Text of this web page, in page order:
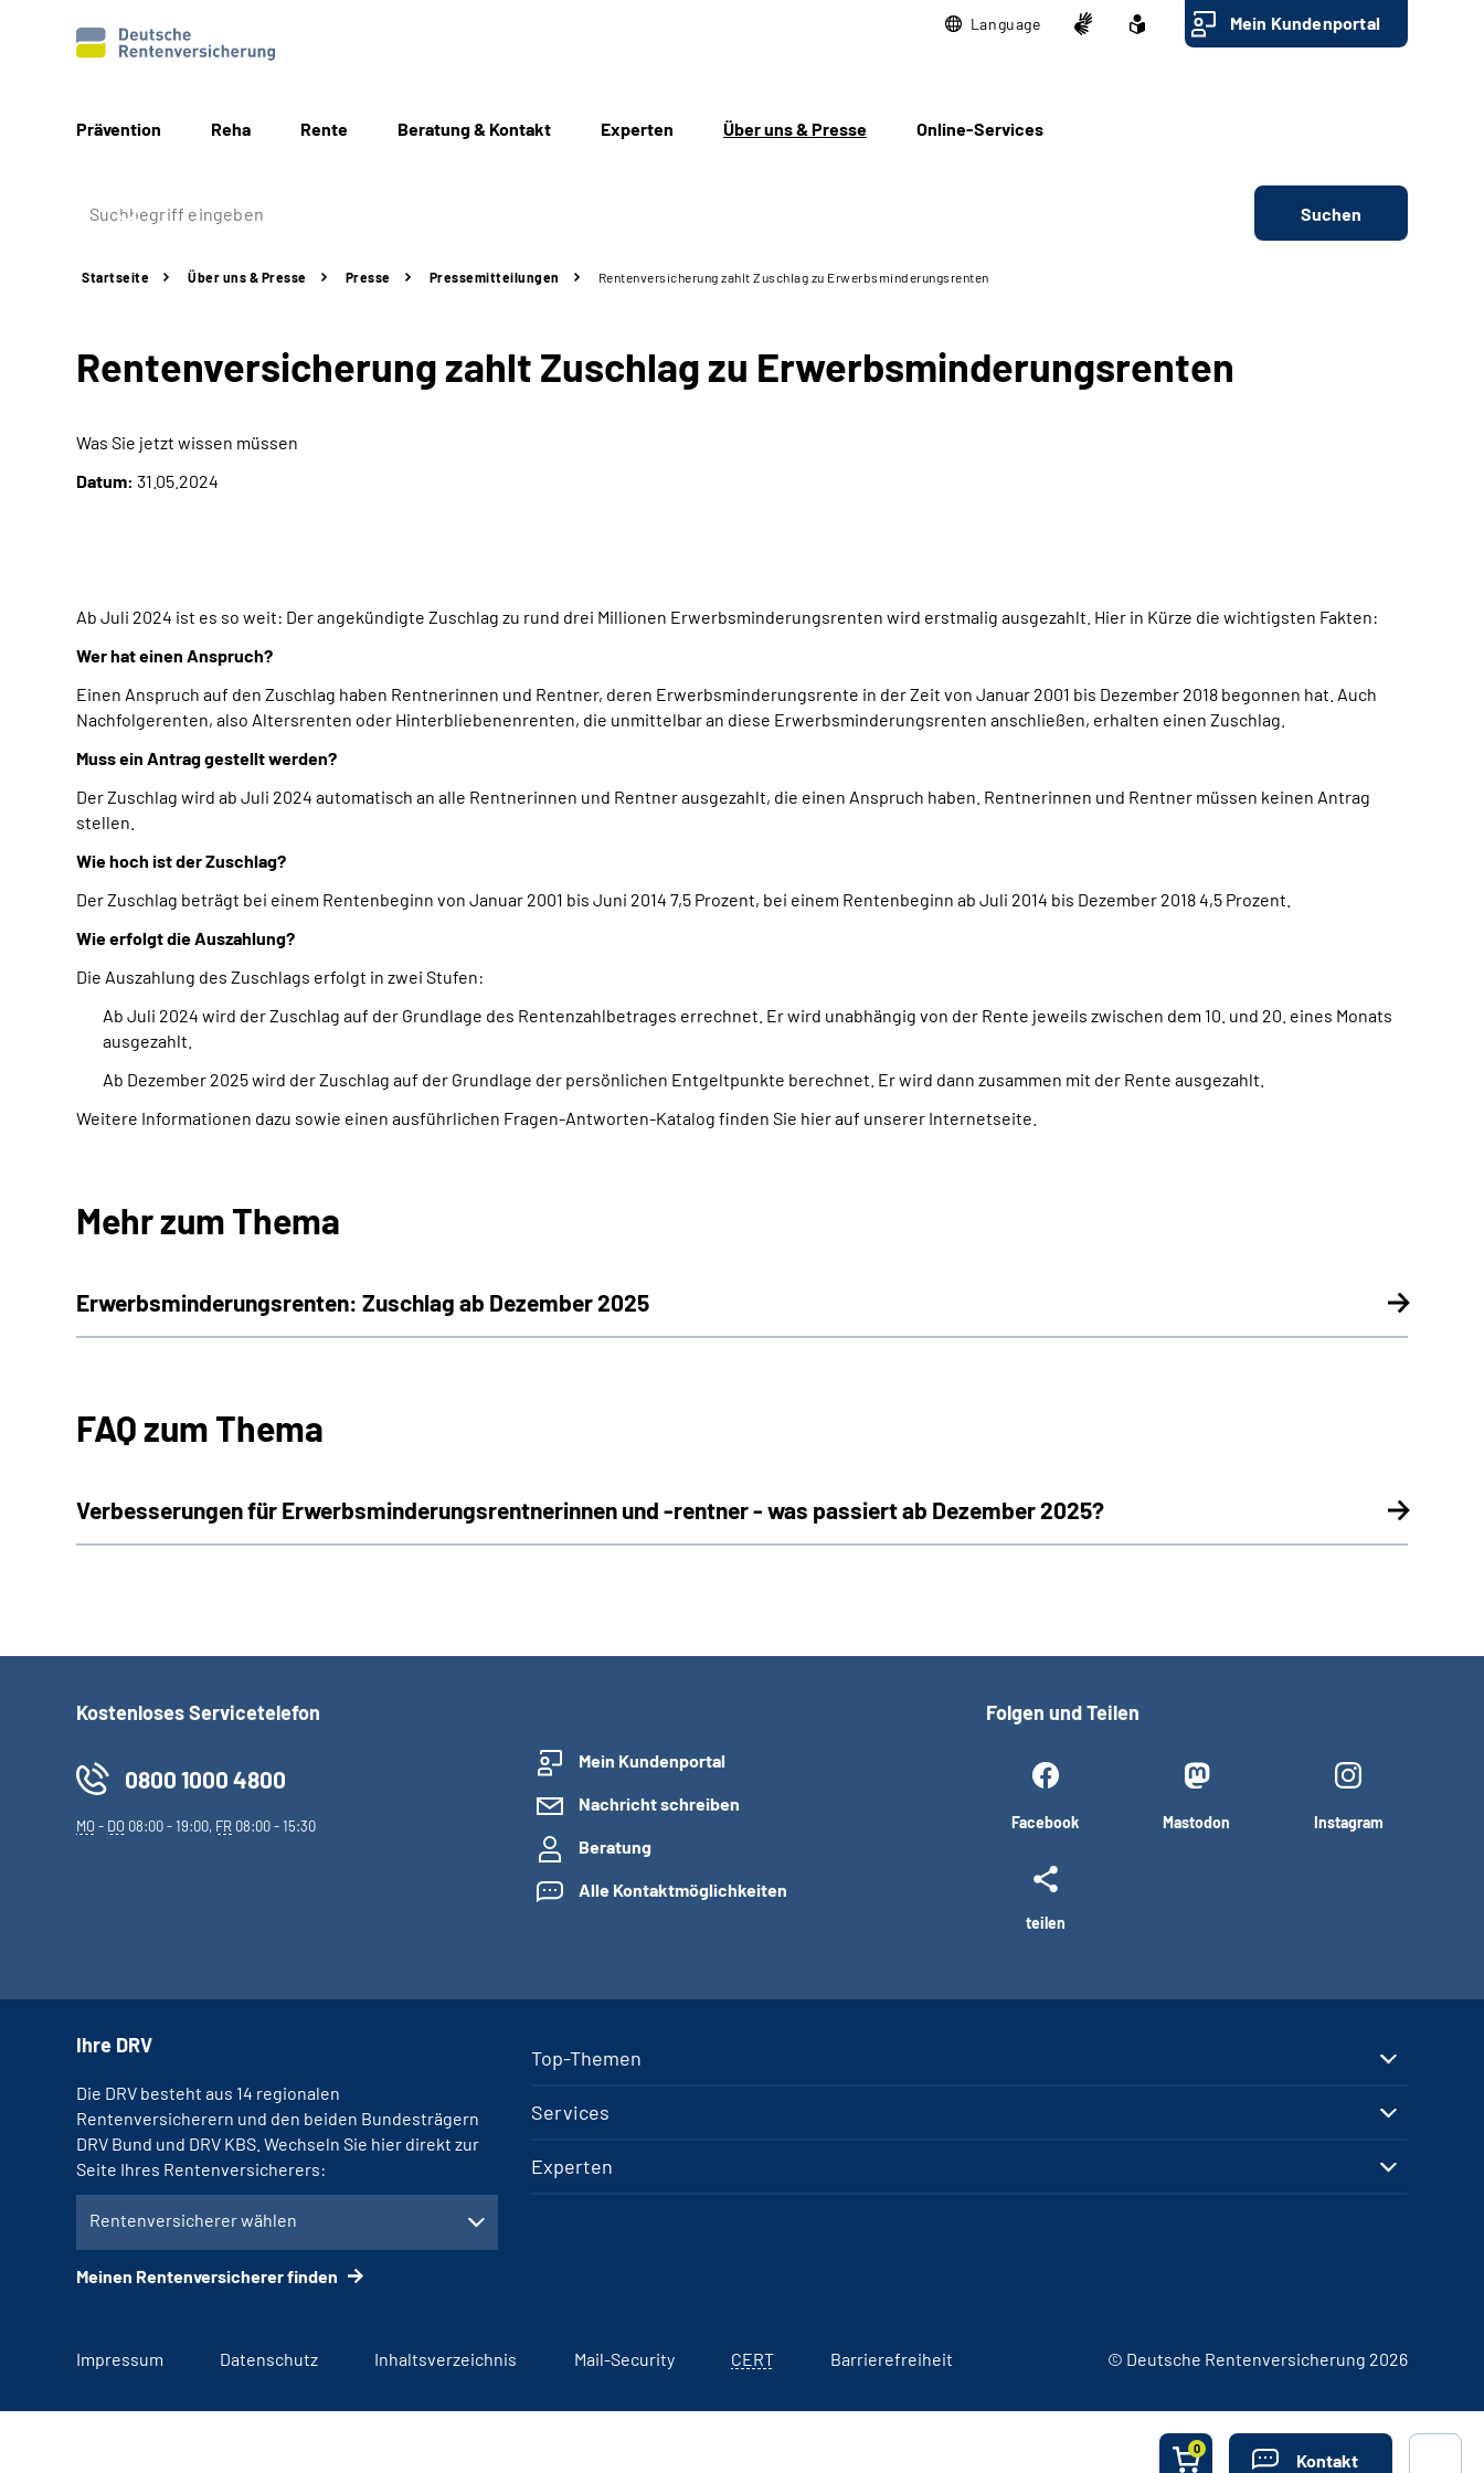
Language Mein Kundenportal
Prävention Reha Rente Beratung & Kontakt Experten Über uns & Presse Online-Services
Suchen
Startseite Über uns & Presse Presse Pressemitteilungen Rentenversicherung zahlt Zuschlag zu Erwerbsminderungsrenten
Rentenversicherung zahlt Zuschlag zu Erwerbsminderungsrenten
Was Sie jetzt wissen müssen
Datum: 31.05.2024
Ab Juli 2024 ist es so weit: Der angekündigte Zuschlag zu rund drei Millionen Erwerbsminderungsrenten wird erstmalig ausgezahlt. Hier in Kürze die wichtigsten Fakten:
Wer hat einen Anspruch?
Einen Anspruch auf den Zuschlag haben Rentnerinnen und Rentner, deren Erwerbsminderungsrente in der Zeit von Januar 2001 bis Dezember 2018 begonnen hat. Auch
Nachfolgerenten, also Altersrenten oder Hinterbliebenenrenten, die unmittelbar an diese Erwerbsminderungsrenten anschließen, erhalten einen Zuschlag.
Muss ein Antrag gestellt werden?
Der Zuschlag wird ab Juli 2024 automatisch an alle Rentnerinnen und Rentner ausgezahlt, die einen Anspruch haben. Rentnerinnen und Rentner müssen keinen Antrag
stellen.
Wie hoch ist der Zuschlag?
Der Zuschlag beträgt bei einem Rentenbeginn von Januar 2001 bis Juni 2014 7,5 Prozent, bei einem Rentenbeginn ab Juli 2014 bis Dezember 2018 4,5 Prozent.
Wie erfolgt die Auszahlung?
Die Auszahlung des Zuschlags erfolgt in zwei Stufen:
Ab Juli 2024 wird der Zuschlag auf der Grundlage des Rentenzahlbetrages errechnet. Er wird unabhängig von der Rente jeweils zwischen dem 10. und 20. eines Monats
ausgezahlt.
Ab Dezember 2025 wird der Zuschlag auf der Grundlage der persönlichen Entgeltpunkte berechnet. Er wird dann zusammen mit der Rente ausgezahlt.
Weitere Informationen dazu sowie einen ausführlichen Fragen-Antworten-Katalog finden Sie hier auf unserer Internetseite.
Mehr zum Thema
Erwerbsminderungsrenten: Zuschlag ab Dezember 2025
FAQ zum Thema
Verbesserungen für Erwerbsminderungs­rentnerinnen und -rentner - was passiert ab Dezember 2025?
0
Kontakt
Kostenloses Servicetelefon
0800 1000 4800
MO- DO 08:00 - 19:00, FR 08:00 - 15:30
Mein Kundenportal
Nachricht schreiben
Beratung
Alle Kontaktmöglichkeiten
Folgen und Teilen
Facebook Mastodon Instagram
teilen
Top-Themen
Services
Experten
Ihre DRV
Die DRV besteht aus 14 regionalen
Rentenversicherern und den beiden Bundesträgern
DRV Bund und DRV KBS. Wechseln Sie hier direkt zur
Seite Ihres Rentenversicherers:
Rentenversicherer wählen
Meinen Rentenversicherer finden
Impressum Datenschutz Inhaltsverzeichnis Mail-Security CERT Barrierefreiheit © Deutsche Rentenversicherung 2026